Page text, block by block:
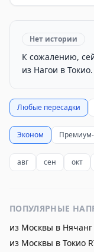
Нет истории
К сожалению,
из Нагои в
Любые пересадки
Эконом
авг сен окт
ПОПУЛЯРНЫЕ
из Москвы в Нячанг
из Москвы в Токио